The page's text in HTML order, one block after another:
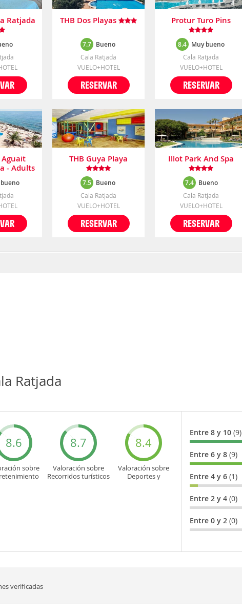
Ratjada THB Dos Playas
7.7 Bueno
Cala Ratjada
VUELO+HOTEL
RESERVAR
Protur Turo Pins
8.4 Muy bueno
Cala Ratjada
VUELO+HOTEL
RESERVAR
- Adults
THB Guya Playa
7.5 Bueno
Cala Ratjada
VUELO+HOTEL
RESERVAR
Illot Park And Spa
7.4 Bueno
Cala Ratjada
VUELO+HOTEL
RESERVAR
Ratjada
8.6
sobre
8.7
Valoración sobre
Recorridos turísticos
8.4
Valoración sobre
Deportes y
Entre 8 y 10 (9)
Entre 6 y 8 (9)
Entre 4 y 6 (1)
Entre 2 y 4 (0)
Entre 0 y 2 (0)
verificadas